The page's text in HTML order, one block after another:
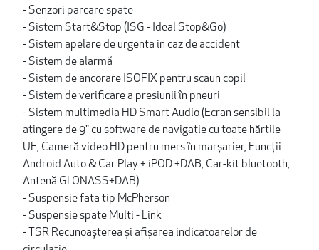
- Senzori parcare spate
- Sistem Start&Stop (ISG - Ideal Stop&Go)
- Sistem apelare de urgenta in caz de accident
- Sistem de alarmă
- Sistem de ancorare ISOFIX pentru scaun copil
- Sistem de verificare a presiunii în pneuri
- Sistem multimedia HD Smart Audio (Ecran sensibil la
atingere de 9" cu software de navigatie cu toate hărtile
UE, Cameră video HD pentru mers în marșarier, Funcții
Android Auto & Car Play + iPOD +DAB, Car-kit bluetooth,
Antenă GLONASS+DAB)
- Suspensie fata tip McPherson
- Suspensie spate Multi - Link
- TSR Recunoașterea și afișarea indicatoarelor de